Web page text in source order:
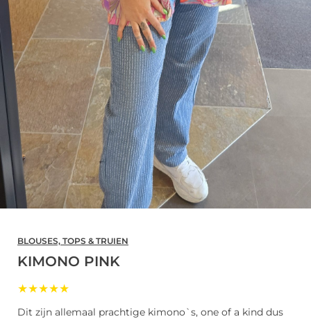
BLOUSES, TOPS & TRUIEN
KIMONO PINK
★★★★★
Dit zijn allemaal prachtige kimono`s, one of a kind dus